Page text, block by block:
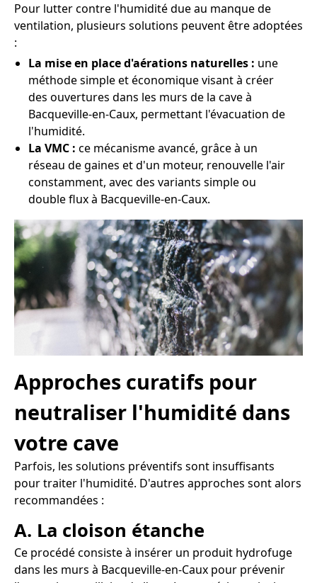
Pour lutter contre l'humidité due au manque de
ventilation, plusieurs solutions peuvent être adoptées
:
La mise en place d'aérations naturelles : une
méthode simple et économique visant à créer
des ouvertures dans les murs de la cave à
Bacqueville-en-Caux, permettant l'évacuation de
l'humidité.
La VMC : ce mécanisme avancé, grâce à un
réseau de gaines et d'un moteur, renouvelle l'air
constamment, avec des variants simple ou
double flux à Bacqueville-en-Caux.
Approches curatifs pour
neutraliser l'humidité dans
votre cave
Parfois, les solutions préventifs sont insuffisants
pour traiter l'humidité. D'autres approches sont alors
recommandées :
A. La cloison étanche
Ce procédé consiste à insérer un produit hydrofuge
dans les murs à Bacqueville-en-Caux pour prévenir